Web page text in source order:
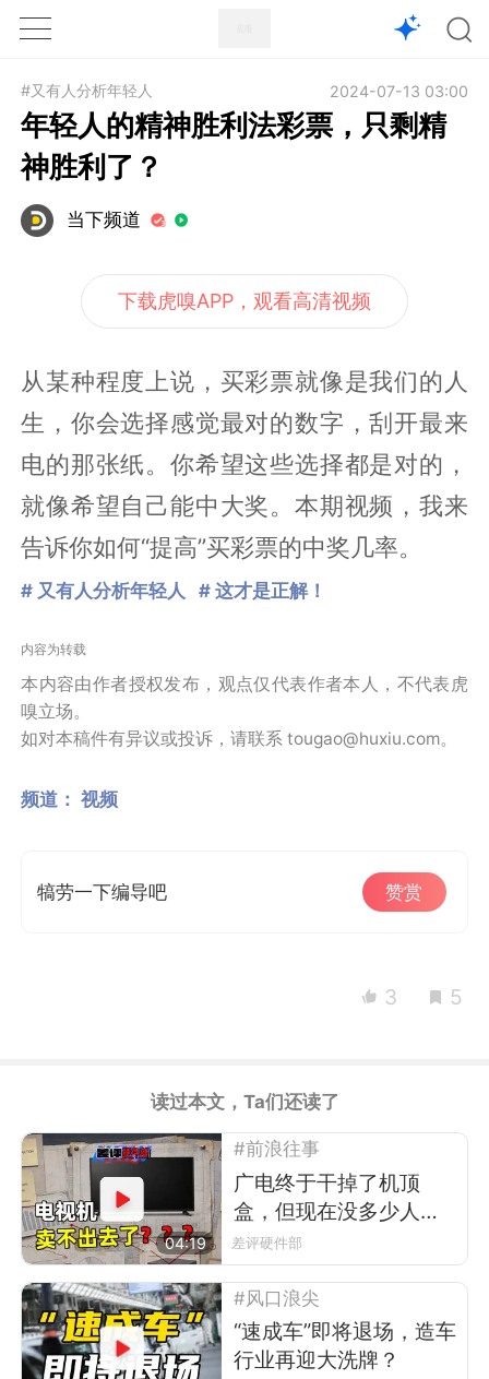
1X
#又有人分析年轻人 2024-07-13 03:00
年轻人的精神胜利法彩票，只剩精
神胜利了？
当下频道
下载虎嗅APP，观看高清视频
从某种程度上说，买彩票就像是我们的人
生，你会选择感觉最对的数字，刮开最来
电的那张纸。你希望这些选择都是对的，
就像希望自己能中大奖。本期视频，我来
告诉你如何“提高”买彩票的中奖几率。
# 又有人分析年轻人 # 这才是正解！
内容为转载
本内容由作者授权发布，观点仅代表作者本人，不代表虎
嗅立场。
如对本稿件有异议或投诉，请联系 tougao@huxiu.com。
频道： 视频
犒劳一下编导吧 赞赏
3 5
读过本文，Ta们还读了
04:19
#前浪往事
广电终于干掉了机顶
盒，但现在没多少人看
电视了
差评硬件部
#风口浪尖
“速成车”即将退场，造车
行业再迎大洗牌？